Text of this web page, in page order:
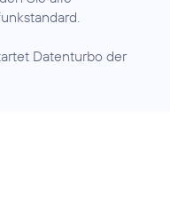
Datenturbo der